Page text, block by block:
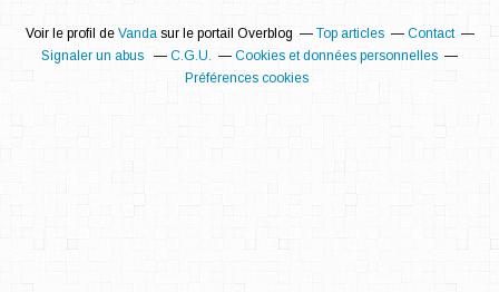
Voir le profil de Vandasur le portail Overblog Top articles
Contact
Signaler un abus
C.G.U.
Cookies et données personnelles
Préférences cookies